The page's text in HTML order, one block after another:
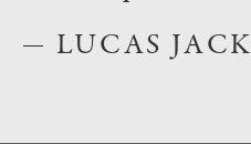
LUCAS JACK